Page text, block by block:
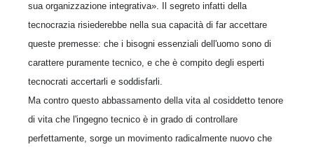
sua organizzazione integrativa». Il segreto infatti della
tecnocrazia risiederebbe nella sua capacità di far accettare
queste premesse: che i bisogni essenziali dell'uomo sono di
carattere puramente tecnico, e che è compito degli esperti
tecnocrati accertarli e soddisfarli.
Ma contro questo abbassamento della vita al cosiddetto tenore
di vita che l'ingegno tecnico è in grado di controllare
perfettamente, sorge un movimento radicalmente nuovo che